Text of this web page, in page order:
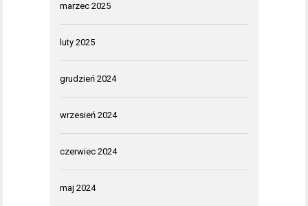
marzec 2025
luty 2025
grudzień 2024
wrzesień 2024
czerwiec 2024
maj 2024